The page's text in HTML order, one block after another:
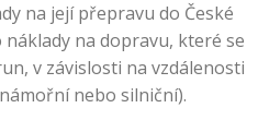
na její přepravu do České
na dopravu, které se
v závislosti na vzdálenosti
nebo silniční).